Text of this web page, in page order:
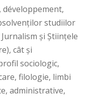
studiilor
și Științele
cât și
sociologic,
filologie, limbi
administrative,